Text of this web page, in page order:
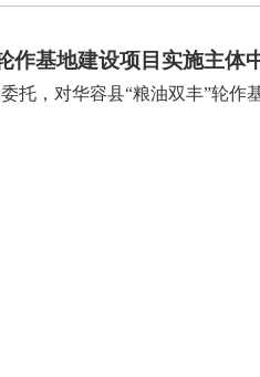
作基地建设项目实施主体
托，对华容县“粮油双丰”轮